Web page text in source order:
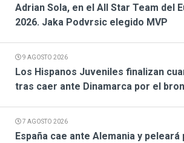
Adrian Sola, en el All Star Team del
2026. Jaka Podvrsic elegido MVP
9 AGOSTO 2026
Los Hispanos Juveniles finalizan
tras caer ante Dinamarca por el
7 AGOSTO 2026
España cae ante Alemania y